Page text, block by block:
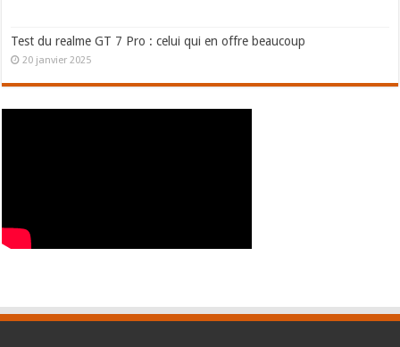
Test du realme GT 7 Pro : celui qui en offre beaucoup
20 janvier 2025